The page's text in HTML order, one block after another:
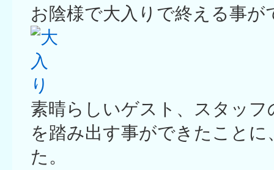
お陰様で大入りで終える事が
素晴らしいゲスト、スタッ
を踏み出す事ができたこと
た。